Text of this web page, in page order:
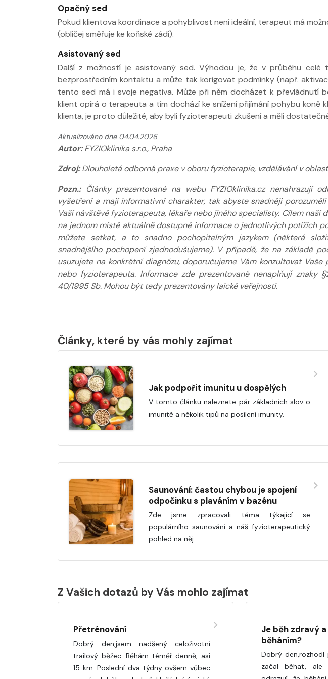
Opačný sed
Pokud klientova koordinace a pohyblivost není ideální, terapeut má
(obličej směřuje ke koňské zádi).
Asistovaný sed
Další z možností je asistovaný sed. Výhodou je, že v průběhu
bezprostředním kontaktu a může tak korigovat podmínky (např.
tento sed má i svoje negativa. Může při něm docházet k převládnutí
klient opírá o terapeuta a tím dochází ke snížení přijímání pohybu koně
klienta, je proto důležité, aby byli fyzioterapeuti zkušení a měli
Aktualizováno dne 04.04.2026
Autor:FYZIOklinika s.r.o., Praha
Zdroj:Dlouholetá odborná praxe v oboru fyzioterapie, vzdělávání v
Pozn.:Články prezentované na webu FYZIOklinika.cz nenahrazují
vyšetření a mají informativní charakter, tak abyste snadněji
Vaší návštěvě fyzioterapeuta, lékaře nebo jiného specialisty. Cílem naší
na jednom místě aktuálně dostupné informace o jednotlivých potížích
můžete setkat, a to snadno pochopitelným jazykem (některá
snadnějšího pochopení zjednodušujeme). V případě, že na základě
usuzujete na konkrétní diagnózu, doporučujeme Vám konzultovat
nebo fyzioterapeuta. Informace zde prezentované nenaplňují znaky
40/1995 Sb. Mohou být tedy prezentovány laické veřejnosti.
Články, které by vás mohly zajímat
Jak podpořit imunitu u dospělých
V tomto článku naleznete pár základních slov o
imunitě a několik tipů na posílení imunity.
Saunování: častou chybou je spojení
odpočinku s plaváním v bazénu
Zde jsme zpracovali téma týkající se
populárního saunování a náš fyzioterapeutický
pohled na něj.
Z Vašich dotazů by Vás mohlo zajímat
Přetrénování
Dobrý den,jsem nadšený celoživotní
trailový běžec. Běhám téměř denně, asi
15 km. Poslední dva týdny ovšem vůbec
Je běh zdravý
běháním?
Dobrý den,rozhodl
začal běhat, ale